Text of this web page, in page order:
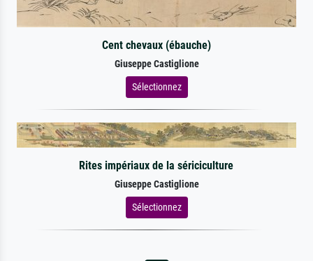
Cent chevaux (ébauche)
Giuseppe Castiglione
Sélectionnez
Rites impériaux de la sériciculture
Giuseppe Castiglione
Sélectionnez